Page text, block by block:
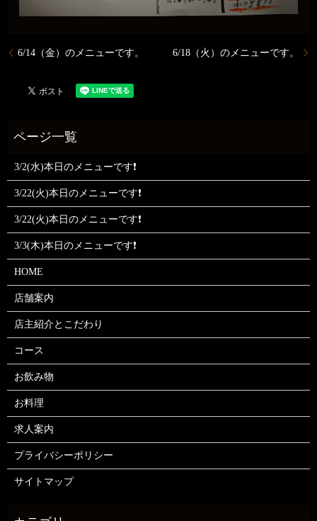
6/14（金）のメニューです。 6/18（火）のメニューです。
3/2(水)本日のメニューです❗
3/22(火)本日のメニューです❗
3/22(火)本日のメニューです❗
3/3(木)本日のメニューです❗
HOME
店舗案内
店主紹介とこだわり
コース
お飲み物
お料理
求人案内
プライバシーポリシー
サイトマップ